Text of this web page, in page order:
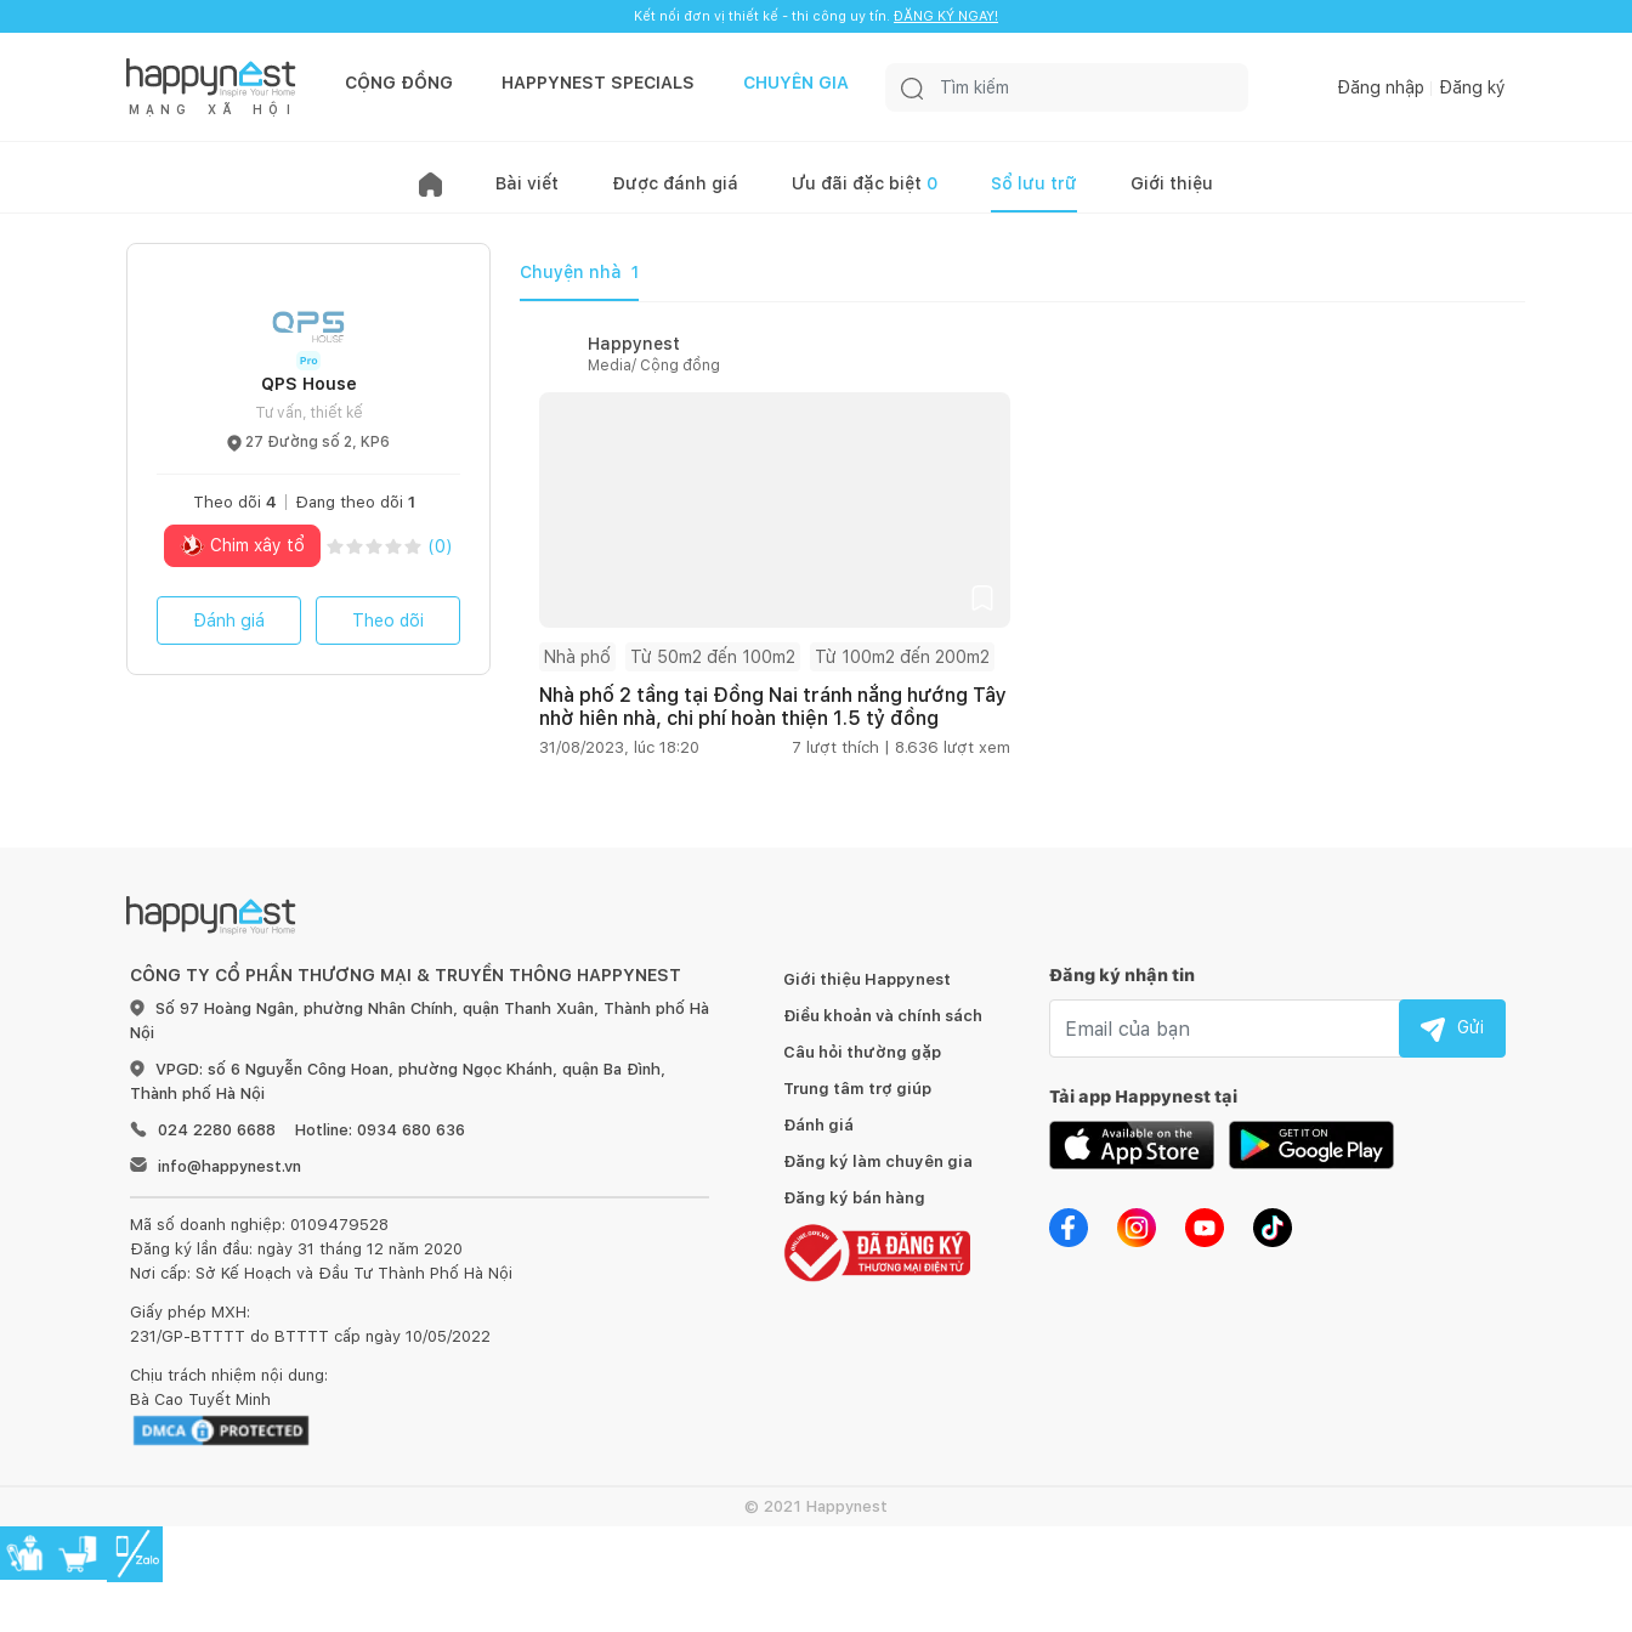
Kết nối đơn vị thiết kế - thi công uy tín. ĐĂNG KÝ NGAY!
M Ạ N G X Ã H Ộ I
CỘNG ĐỒNG HAPPYNEST SPECIALS CHUYÊN GIA Đăng nhập Đăng ký
Bài viết Được đánh giá Ưu đãi đặc biệt 0 Sổ lưu trữ Giới thiệu
QPS House
Tư vấn, thiết kế
27 Đường số 2, KP6
Theo dõi 4 Đang theo dõi 1
Chim xây tổ (0)
Đánh giá Theo dõi
Chuyện nhà 1
Happynest
Media/ Cộng đồng
Nhà phố Từ 50m2 đến 100m2 Từ 100m2 đến 200m2
Nhà phố 2 tầng tại Đồng Nai tránh nắng hướng Tây
nhờ hiên nhà, chi phí hoàn thiện 1.5 tỷ đồng
31/08/2023, lúc 18:20 7 lượt thích | 8.636 lượt xem
CÔNG TY CỔ PHẦN THƯƠNG MẠI & TRUYỀN THÔNG HAPPYNEST
Số 97 Hoàng Ngân, phường Nhân Chính, quận Thanh Xuân, Thành phố Hà
Nội
VPGD: số 6 Nguyễn Công Hoan, phường Ngọc Khánh, quận Ba Đình,
Thành phố Hà Nội
024 2280 6688
Hotline: 0934 680 636
info@happynest.vn
Mã số doanh nghiệp: 0109479528
Đăng ký lần đầu: ngày 31 tháng 12 năm 2020
Nơi cấp: Sở Kế Hoạch và Đầu Tư Thành Phố Hà Nội
Giấy phép MXH:
231/GP-BTTTT do BTTTT cấp ngày 10/05/2022
Chịu trách nhiệm nội dung:
Bà Cao Tuyết Minh
Giới thiệu Happynest
Điều khoản và chính sách
Câu hỏi thường gặp
Trung tâm trợ giúp
Đánh giá
Đăng ký làm chuyên gia
Đăng ký bán hàng
Đăng ký nhận tin
Gửi
Tải app Happynest tại
© 2021 Happynest